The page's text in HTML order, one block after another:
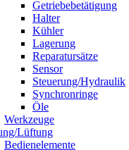
Getriebebetätigung
Halter
Kühler
Lagerung
Reparatursätze
Sensor
Steuerung/Hydraulik
Synchronringe
Öle
Werkzeuge
Lüftung
Bedienelemente